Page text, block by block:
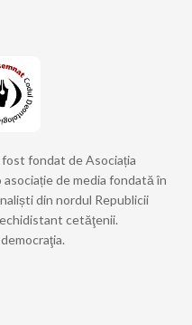
fondat de Asociația
de media fondată în
din nordul Republicii
cetăţenii.